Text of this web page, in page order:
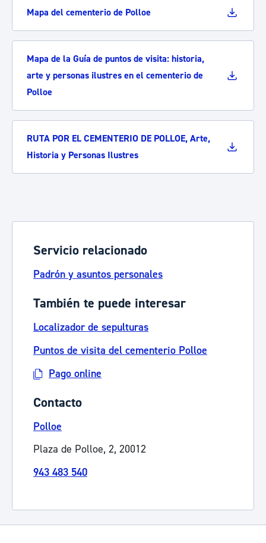
Mapa del cementerio de Polloe
Mapa de la Guía de puntos de visita: historia,
arte y personas ilustres en el cementerio de
Polloe
RUTA POR EL CEMENTERIO DE POLLOE, Arte,
Historia y Personas Ilustres
Servicio relacionado
Padrón y asuntos personales
También te puede interesar
Localizador de sepulturas
Puntos de visita del cementerio Polloe
Pago online
Contacto
Polloe
Plaza de Polloe, 2, 20012
943 483 540